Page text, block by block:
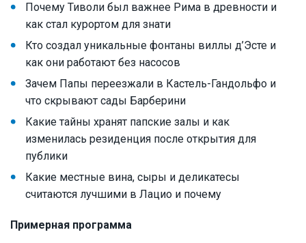
Почему Тиволи был важнее Рима в древности и
как стал курортом для знати
Кто создал уникальные фонтаны виллы д’Эсте и
как они работают без насосов
Зачем Папы переезжали в Кастель-Гандольфо и
что скрывают сады Барберини
Какие тайны хранят папские залы и как
изменилась резиденция после открытия для
публики
Какие местные вина, сыры и деликатесы
считаются лучшими в Лацио и почему
Примерная программа